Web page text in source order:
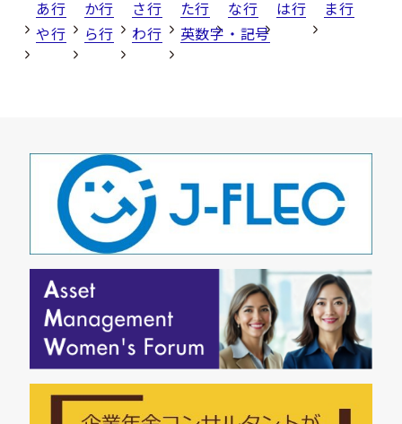
あ行 か行 さ行 た行 な行 は行
ま行
や行
ら行 わ行 英数字・記号